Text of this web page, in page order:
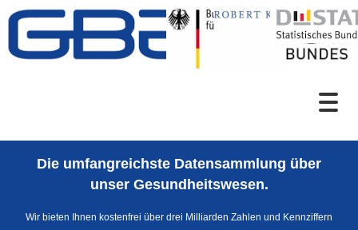
Zum Inhalt
Sprachumschaltung
Die umfangreichste Datensammlung über
unser Gesundheitswesen.
Wir bieten Ihnen kostenfrei über drei Milliarden Zahlen und Kennziffern